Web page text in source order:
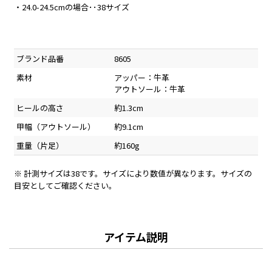
・24.0-24.5cmの場合･･38サイズ
ブランド品番
8605
素材
アッパー：牛革
アウトソール：牛革
ヒールの高さ
約1.3cm
甲幅（アウトソール）
約9.1cm
重量（片足）
約160g
※ 計測サイズは38です。サイズにより数値が異なります。サイズの
目安としてご確認ください。
アイテム説明